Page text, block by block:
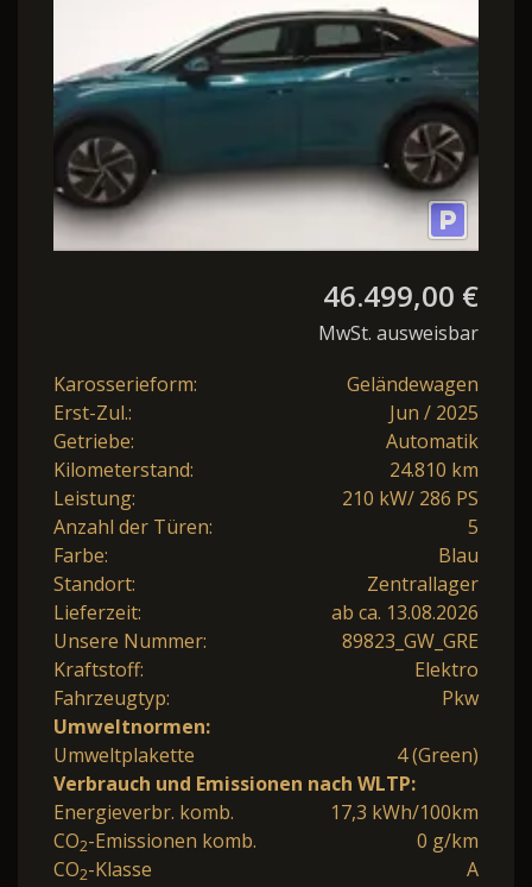
46.499,00 €
MwSt. ausweisbar
Karosserieform:
Geländewagen
Erst-Zul.:
Jun / 2025
Getriebe:
Automatik
Kilometerstand:
24.810 km
Leistung:
210 kW/ 286 PS
Anzahl der Türen:
5
Farbe:
Blau
Standort:
Zentrallager
Lieferzeit:
ab ca. 13.08.2026
Unsere Nummer:
89823_GW_GRE
Kraftstoff:
Elektro
Fahrzeugtyp:
Pkw
Umweltnormen:
Umweltplakette
4 (Green)
Verbrauch und Emissionen nach WLTP:
Energieverbr. komb.
17,3 kWh/100km
CO2-Emissionen komb.
0 g/km
CO2-Klasse A